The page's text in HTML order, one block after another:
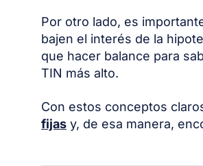
Por otro lado, es
bajen el interés de la
que hacer balance para
TIN más alto.
Con estos conceptos
fijas y, de esa manera,